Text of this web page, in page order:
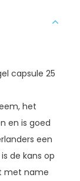
capsule 25
het
en is goed
een
de kans op
met name